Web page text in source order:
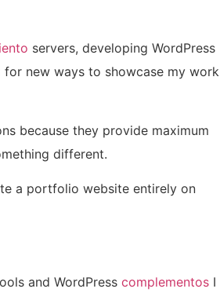
servers, developing WordPress
new ways to showcase my work
because they provide maximum
different.
a portfolio website entirely on
and WordPress complementos I